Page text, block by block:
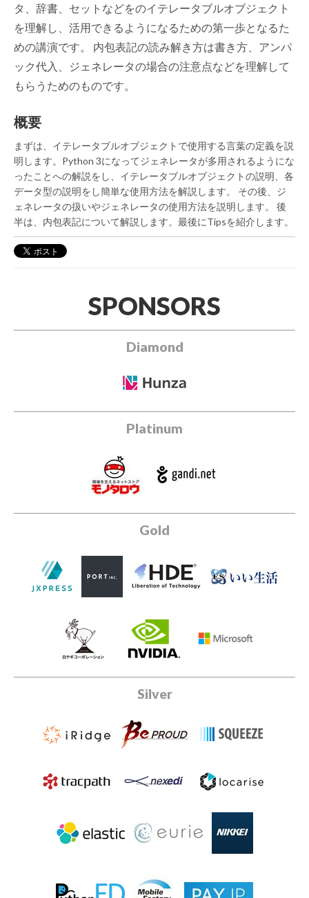
タ、辞書、セットなどをのイテレータブルオブジェクト
を理解し、活用できるようになるための第一歩となるた
めの講演です。 内包表記の読み解き方は書き方、アンパ
ック代入、ジェネレータの場合の注意点などを理解して
もらうためのものです。
概要
まずは、イテレータブルオブジェクトで使用する言葉の定義を説
明します。Python 3になってジェネレータが多用されるようにな
ったことへの解説をし、イテレータブルオブジェクトの説明、各
データ型の説明をし簡単な使用方法を解説します。 その後、ジ
ェネレータの扱いやジェネレータの使用方法を説明します。 後
半は、内包表記について解説します。最後にTipsを紹介します。
SPONSORS
Diamond
Platinum
Gold
Silver